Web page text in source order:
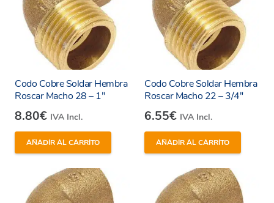
Codo Cobre Soldar Hembra
Roscar Macho 28 – 1″
8.80€ IVA Incl.
AÑADIR AL CARRITO
Codo Cobre Soldar Hembra
Roscar Macho 22 – 3/4″
6.55€ IVA Incl.
AÑADIR AL CARRITO